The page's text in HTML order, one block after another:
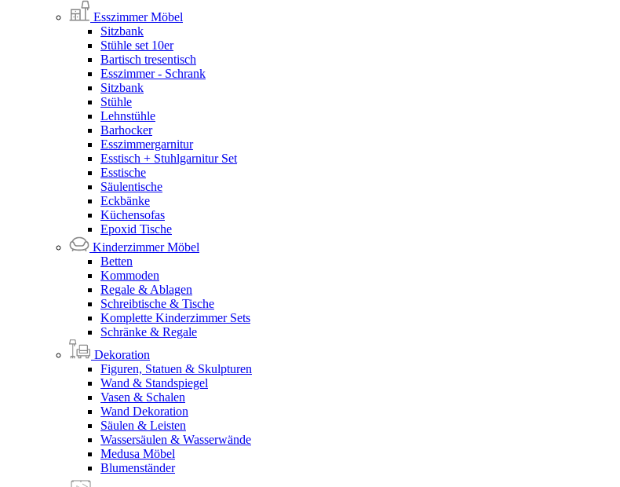
Esszimmer Möbel
Sitzbank
Stühle set 10er
Bartisch tresentisch
Esszimmer - Schrank
Sitzbank
Stühle
Lehnstühle
Barhocker
Esszimmergarnitur
Esstisch + Stuhlgarnitur Set
Esstische
Säulentische
Eckbänke
Küchensofas
Epoxid Tische
Kinderzimmer Möbel
Betten
Kommoden
Regale & Ablagen
Schreibtische & Tische
Komplette Kinderzimmer Sets
Schränke & Regale
Dekoration
Figuren, Statuen & Skulpturen
Wand & Standspiegel
Vasen & Schalen
Wand Dekoration
Säulen & Leisten
Wassersäulen & Wasserwände
Medusa Möbel
Blumenständer